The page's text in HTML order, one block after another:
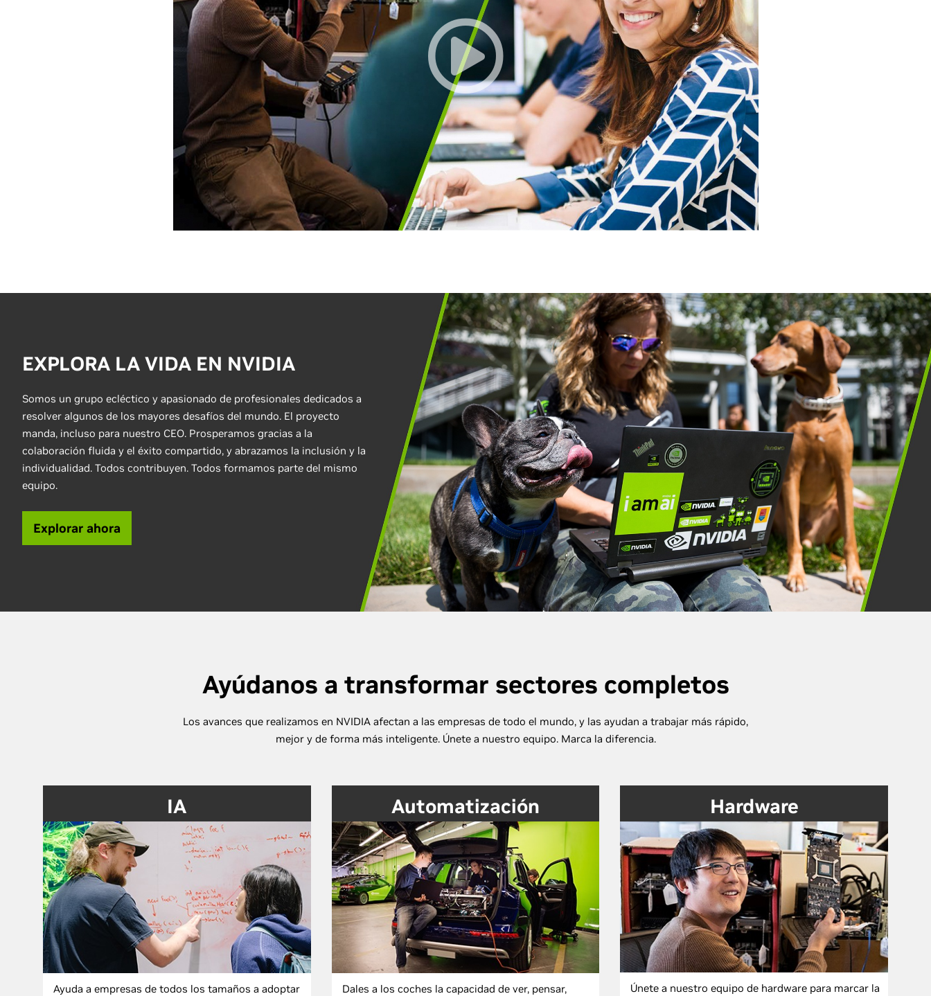
EXPLORA LA VIDA EN NVIDIA
Somos un grupo ecléctico y apasionado de profesionales dedicados a
resolver algunos de los mayores desafíos del mundo. El proyecto
manda, incluso para nuestro CEO. Prosperamos gracias a la
colaboración fluida y el éxito compartido, y abrazamos la inclusión y la
individualidad. Todos contribuyen. Todos formamos parte del mismo
equipo.
Explorar ahora
Ayúdanos a transformar sectores completos
Los avances que realizamos en NVIDIA afectan a las empresas de todo el mundo, y las ayudan a trabajar más rápido,
mejor y de forma más inteligente. Únete a nuestro equipo. Marca la diferencia.
IA
Ayuda a empresas de todos los tamaños a adoptar
Automatización
Dales a los coches la capacidad de ver, pensar,
Hardware
Únete a nuestro equipo de hardware para marcar la